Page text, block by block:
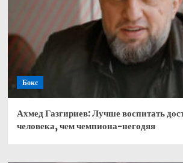
Бокс
Ахмед Газгириев: Лучше воспитать
человека, чем чемпиона-негодяя